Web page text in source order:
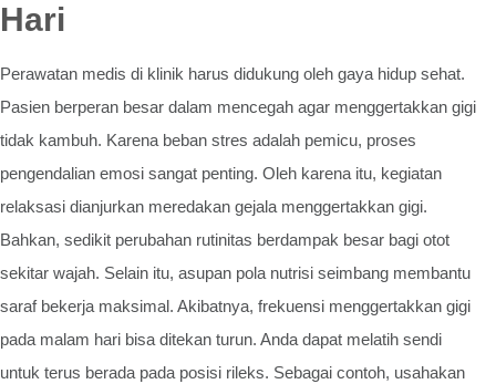
Hari
Perawatan medis di klinik harus didukung oleh gaya hidup sehat.
Pasien berperan besar dalam mencegah agar menggertakkan gigi
tidak kambuh. Karena beban stres adalah pemicu, proses
pengendalian emosi sangat penting. Oleh karena itu, kegiatan
relaksasi dianjurkan meredakan gejala menggertakkan gigi.
Bahkan, sedikit perubahan rutinitas berdampak besar bagi otot
sekitar wajah. Selain itu, asupan pola nutrisi seimbang membantu
saraf bekerja maksimal. Akibatnya, frekuensi menggertakkan gigi
pada malam hari bisa ditekan turun. Anda dapat melatih sendi
untuk terus berada pada posisi rileks. Sebagai contoh, usahakan